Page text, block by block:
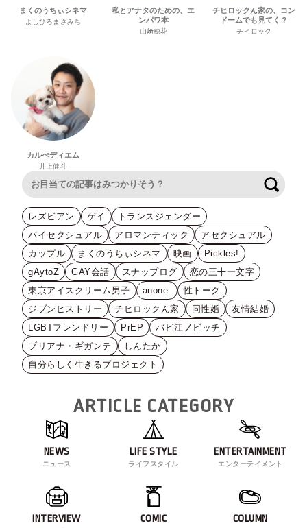
まくのうちぃシネマ
よしひろまさみち
私とアナタのための、エ
ンパワ本
山﨑穂花
チヒロックん家の、コン
ドームでも見てく？
チヒロック
カルぺディエム
井上健斗
レズビアン ゲイ
トランスジェンダー
バイセクシュアル
アロマンティック
アセクシュアル
カップル
まくのうちぃシネマ 映画
Pickles!
gAytoZ
GAY会話 スナップログ
恋の三十一文字
東京アイスクリーム男子
anone.
性トーク
ジブンヒストリー
チヒロックん家 同性婚
友情結婚
LGBTフレンドリー
PrEP
バビ江ノビッチ
ブリアナ・ギガンテ
しんたか
自分らしく生きるプロジェクト
ARTICLE CATEGORY
NEWS
ニュース
LIFE STYLE
ライフスタイル
ENTERTAINMENT
エンターテイメント
INTERVIEW COMIC COLUMN